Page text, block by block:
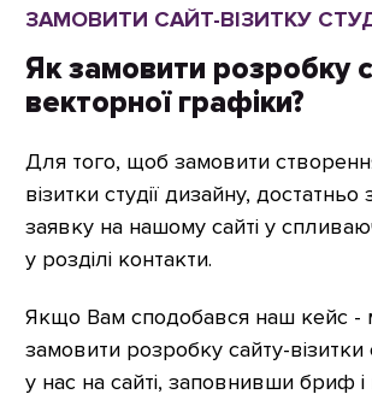
ЗАМОВИТИ САЙТ-ВІЗИТКУ
Як замовити розробку
векторної графіки?
Для того, щоб замовити
візитки студії дизайну,
заявку на нашому сайті у
у розділі контакти.
Якщо Вам сподобався наш кейс -
замовити розробку сайту-візитки
у нас на сайті, заповнивши бриф